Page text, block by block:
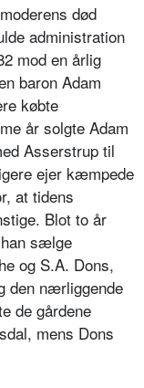
død
administration
mod en årlig
baron Adam
købte
år solgte Adam
Asserstrup til
ejer kæmpede
at tidens
Blot to år
sælge
og S.A. Dons,
den nærliggende
de gårdene
mens Dons